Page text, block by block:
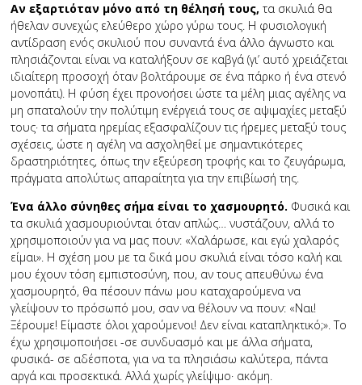
Αν εξαρτιόταν μόνο από τη θέλησή τους, τα σκυλιά θα
ήθελαν συνεχώς ελεύθερο χώρο γύρω τους. Η φυσιολογική
αντίδραση ενός σκυλιού που συναντά ένα άλλο άγνωστο και
πλησιάζονται είναι να καταλήξουν σε καβγά (γι’ αυτό χρειάζεται
ιδιαίτερη προσοχή όταν βολτάρουμε σε ένα πάρκο ή ένα στενό
μονοπάτι). Η φύση έχει προνοήσει ώστε τα μέλη μιας αγέλης να
μη σπαταλούν την πολύτιμη ενέργειά τους σε αψιμαχίες μεταξύ
τους· τα σήματα ηρεμίας εξασφαλίζουν τις ήρεμες μεταξύ τους
σχέσεις, ώστε η αγέλη να ασχοληθεί με σημαντικότερες
δραστηριότητες, όπως την εξεύρεση τροφής και το ζευγάρωμα,
πράγματα απολύτως απαραίτητα για την επιβίωσή της.
Ένα άλλο σύνηθες σήμα είναι το χασμουρητό. Φυσικά και
τα σκυλιά χασμουριούνται όταν απλώς… νυστάζουν, αλλά το
χρησιμοποιούν για να μας πουν: «Χαλάρωσε, και εγώ χαλαρός
είμαι». Η σχέση μου με τα δικά μου σκυλιά είναι τόσο καλή και
μου έχουν τόση εμπιστοσύνη, που, αν τους απευθύνω ένα
χασμουρητό, θα πέσουν πάνω μου καταχαρούμενα να
γλείψουν το πρόσωπό μου, σαν να θέλουν να πουν: «Ναι!
Ξέρουμε! Είμαστε όλοι χαρούμενοι! Δεν είναι καταπληκτικό;». Το
έχω χρησιμοποιήσει -σε συνδυασμό και με άλλα σήματα,
φυσικά- σε αδέσποτα, για να τα πλησιάσω καλύτερα, πάντα
αργά και προσεκτικά. Αλλά χωρίς γλείψιμο· ακόμη.